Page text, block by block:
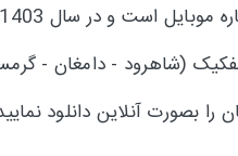
است و در سال 1403 بروزرسانی شده است.
(شاهرود - دامغان -
بصورت آنلاین دانلود